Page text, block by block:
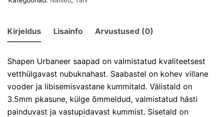
Kirjeldus Lisainfo Arvustused (0)
Shapen Urbaneer saapad on valmistatud kvaliteetsest
vetthülgavast nubuknahast. Saabastel on kohev villane
vooder ja libisemisvastane kummitald. Välistald on
3.5mm pkasune, külge õmmeldud, valmistatud hästi
painduvast ja vastupidavast kummist. Sisetald on